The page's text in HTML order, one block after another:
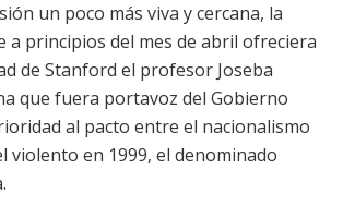
un poco más viva y cercana, la
a principios del mes de abril ofreciera
de Stanford el profesor Joseba
que fuera portavoz del Gobierno
al pacto entre el nacionalismo
violento en 1999, el denominado